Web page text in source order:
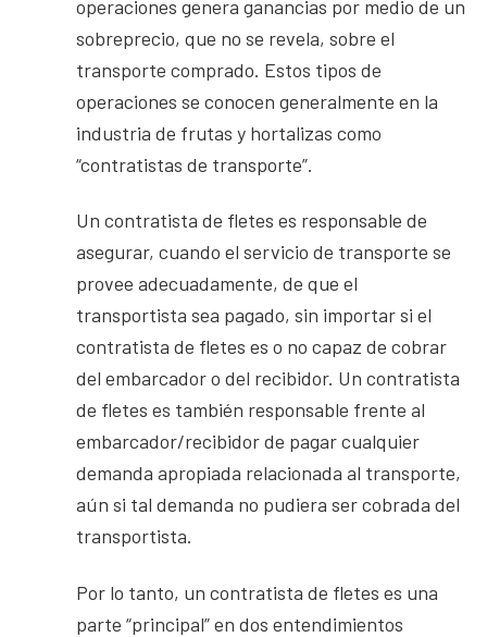
operaciones genera ganancias por medio de un
sobreprecio, que no se revela, sobre el
transporte comprado. Estos tipos de
operaciones se conocen generalmente en la
industria de frutas y hortalizas como
“contratistas de transporte”.
Un contratista de fletes es responsable de
asegurar, cuando el servicio de transporte se
provee adecuadamente, de que el
transportista sea pagado, sin importar si el
contratista de fletes es o no capaz de cobrar
del embarcador o del recibidor. Un contratista
de fletes es también responsable frente al
embarcador/recibidor de pagar cualquier
demanda apropiada relacionada al transporte,
aún si tal demanda no pudiera ser cobrada del
transportista.
Por lo tanto, un contratista de fletes es una
parte “principal” en dos entendimientos